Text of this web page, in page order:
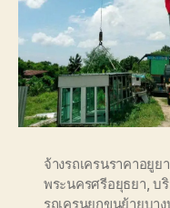
จ้างรถเครนราคาอยูยา
พระนครศรีอยุธยา ,บ
รถเครนยกขนย้ายบาง